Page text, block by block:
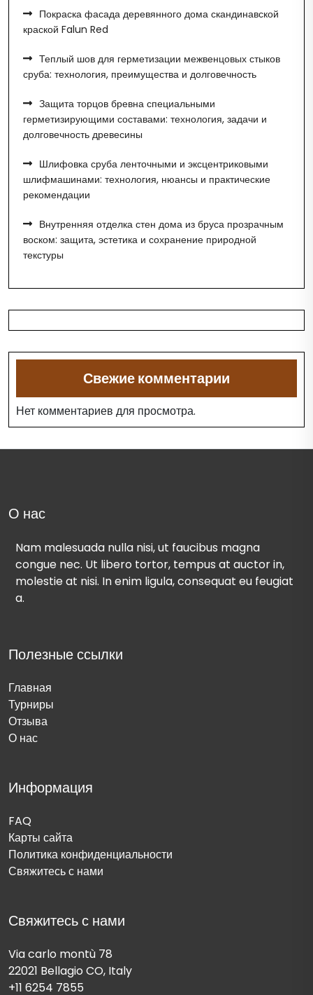
Покраска фасада деревянного дома скандинавской
краской Falun Red
Теплый шов для герметизации межвенцовых стыков
сруба: технология, преимущества и долговечность
Защита торцов бревна специальными
герметизирующими составами: технология, задачи и
долговечность древесины
Шлифовка сруба ленточными и эксцентриковыми
шлифмашинами: технология, нюансы и практические
рекомендации
Внутренняя отделка стен дома из бруса прозрачным
воском: защита, эстетика и сохранение природной
текстуры
Свежие комментарии
Нет комментариев для просмотра.
О нас
Nam malesuada nulla nisi, ut faucibus magna
congue nec. Ut libero tortor, tempus at auctor in,
molestie at nisi. In enim ligula, consequat eu feugiat
a.
Полезные ссылки
Главная
Турниры
Отзыва
О нас
Информация
FAQ
Карты сайта
Политика конфиденциальности
Свяжитесь с нами
Свяжитесь с нами
Via carlo montù 78
22021 Bellagio CO, Italy
+11 6254 7855